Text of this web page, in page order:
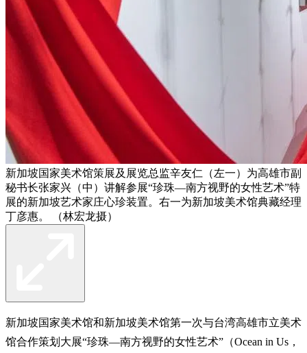
新加坡国家美术馆策展及展览总监辛友仁（左一）为高雄市副
秘书长张家兴（中）讲解参展“珍珠—南方视野的女性艺术”特
展的新加坡艺术家庄心珍装置。右一为新加坡美术馆典藏经理
丁彦惠。 （林宏龙摄）
新加坡国家美术馆和新加坡美术馆第一次与台湾高雄市立美术
馆合作策划大展“珍珠—南方视野的女性艺术”（Ocean in Us，